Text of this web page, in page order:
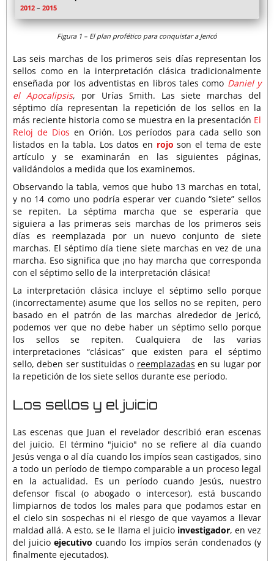
2012 – 2015
Figura 1 – El plan profético para conquistar a Jericó
Las seis marchas de los primeros seis días representan los
sellos como en la interpretación clásica tradicionalmente
enseñada por los adventistas en libros tales como Daniel y
el Apocalipsis, por Urías Smith. Las siete marchas del
séptimo día representan la repetición de los sellos en la
más reciente historia como se muestra en la presentación El
Reloj de Dios en Orión. Los períodos para cada sello son
listados en la tabla. Los datos en rojo son el tema de este
artículo y se examinarán en las siguientes páginas,
validándolos a medida que los examinemos.
Observando la tabla, vemos que hubo 13 marchas en total,
y no 14 como uno podría esperar ver cuando “siete” sellos
se repiten. La séptima marcha que se esperaría que
siguiera a las primeras seis marchas de los primeros seis
días es reemplazada por un nuevo conjunto de siete
marchas. El séptimo día tiene siete marchas en vez de una
marcha. Eso significa que ¡no hay marcha que corresponda
con el séptimo sello de la interpretación clásica!
La interpretación clásica incluye el séptimo sello porque
(incorrectamente) asume que los sellos no se repiten, pero
basado en el patrón de las marchas alrededor de Jericó,
podemos ver que no debe haber un séptimo sello porque
los sellos se repiten. Cualquiera de las varias
interpretaciones “clásicas” que existen para el séptimo
sello, deben ser sustituidas o reemplazadas en su lugar por
la repetición de los siete sellos durante ese período.
Los sellos y el juicio
Las escenas que Juan el revelador describió eran escenas
del juicio. El término "juicio" no se refiere al día cuando
Jesús venga o al día cuando los impíos sean castigados, sino
a todo un período de tiempo comparable a un proceso legal
en la actualidad. Es un período cuando Jesús, nuestro
defensor fiscal (o abogado o intercesor), está buscando
limpiarnos de todos los males para que podamos estar en
el cielo sin sospechas ni el riesgo de que vayamos a llevar
maldad allá. A esto, se le llama el juicio investigador, en vez
del juicioejecutivo cuando los impíos serán condenados (y
finalmente ejecutados).